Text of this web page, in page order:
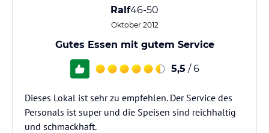
Ralf46-50
Oktober 2012
Gutes Essen mit gutem Service
5,5 / 6
Dieses Lokal ist sehr zu empfehlen. Der Service des
Personals ist super und die Speisen sind reichhaltig
und schmackhaft.